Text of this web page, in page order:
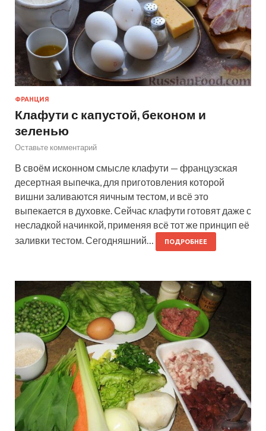
ФРАНЦИЯ
Клафути с капустой, беконом и
зеленью
Оставьте комментарий
В своём исконном смысле клафути — французская
десертная выпечка, для приготовления которой
вишни заливаются яичным тестом, и всё это
выпекается в духовке. Сейчас клафути готовят даже с
несладкой начинкой, применяя всё тот же принцип её
заливки тестом. Сегодняшний…
ПОДРОБНЕЕ